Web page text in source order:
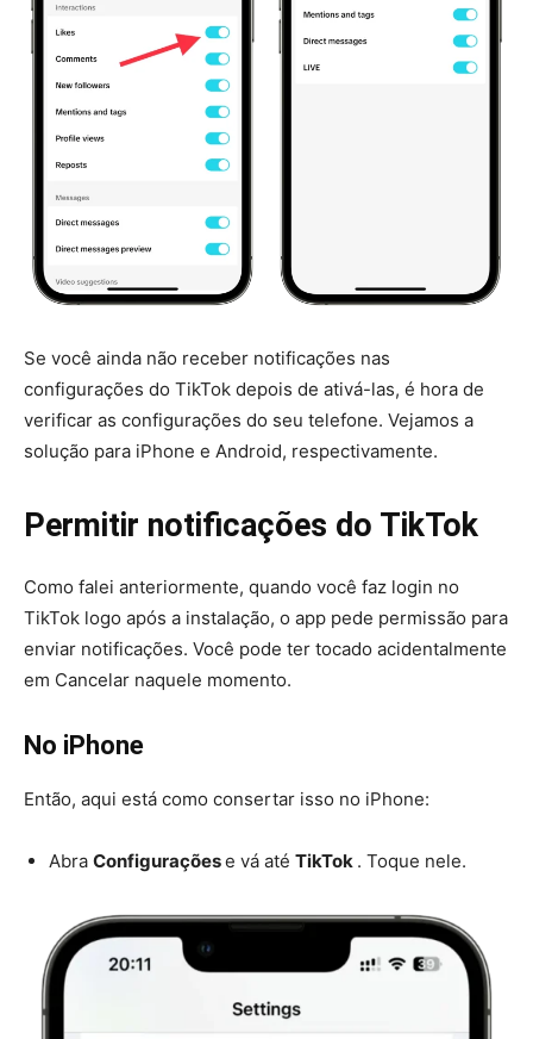
Se você ainda não receber notificações nas
configurações do TikTok depois de ativá-las, é hora de
verificar as configurações do seu telefone. Vejamos a
solução para iPhone e Android, respectivamente.
Permitir notificações do TikTok
Como falei anteriormente, quando você faz login no
TikTok logo após a instalação, o app pede permissão para
enviar notificações. Você pode ter tocado acidentalmente
em Cancelar naquele momento.
No iPhone
Então, aqui está como consertar isso no iPhone:
Abra Configuraçõese vá até TikTok . Toque nele.